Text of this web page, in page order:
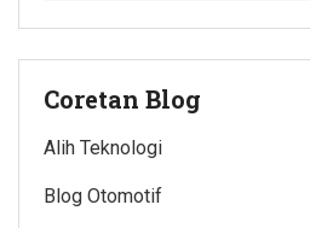
Coretan Blog
Alih Teknologi
Blog Otomotif